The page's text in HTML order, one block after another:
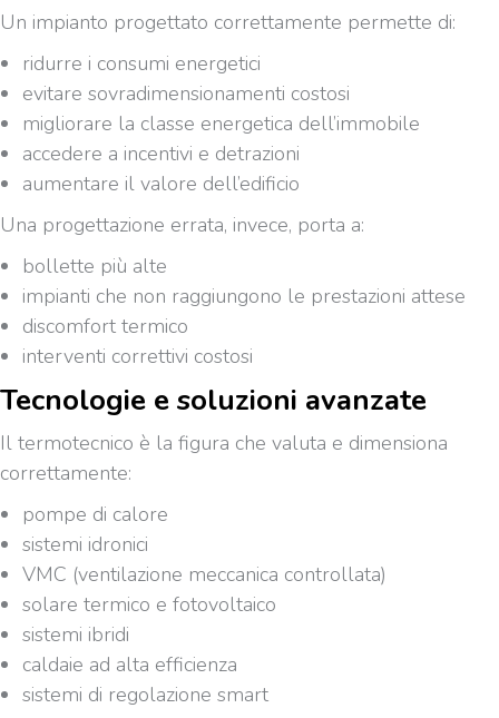
Un impianto progettato correttamente permette di:
ridurre i consumi energetici
evitare sovradimensionamenti costosi
migliorare la classe energetica dell’immobile
accedere a incentivi e detrazioni
aumentare il valore dell’edificio
Una progettazione errata, invece, porta a:
bollette più alte
impianti che non raggiungono le prestazioni attese
discomfort termico
interventi correttivi costosi
Tecnologie e soluzioni avanzate
Il termotecnico è la figura che valuta e dimensiona
correttamente:
pompe di calore
sistemi idronici
VMC (ventilazione meccanica controllata)
solare termico e fotovoltaico
sistemi ibridi
caldaie ad alta efficienza
sistemi di regolazione smart